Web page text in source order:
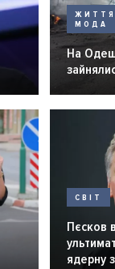
МОДА
На
СВІТ
Пєсков
ядерну